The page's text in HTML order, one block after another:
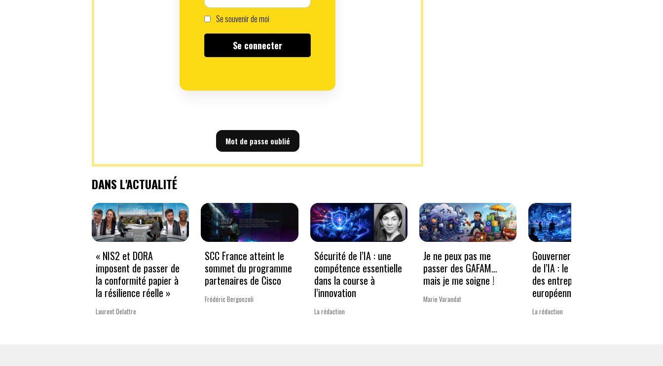
Se souvenir de moi
Mot de passe oublié
DANS L'ACTUALITÉ
« NIS2 et DORA
imposent de passer de
la conformité papier à
la résilience réelle »
Laurent Delattre
SCC France atteint le
sommet du programme
partenaires de Cisco
Frédéric Bergonzoli
Sécurité de l’IA : une
compétence essentielle
dans la course à
l’innovation
La rédaction
Je ne peux pas me
passer des GAFAM…
mais je me soigne !
Marie Varandat
Gouverner à la vitesse
de l’IA : le nouveau défi
des entreprises
européennes
La rédaction